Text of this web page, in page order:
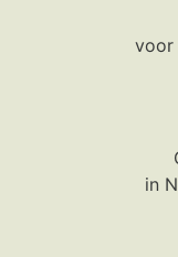
voor
in